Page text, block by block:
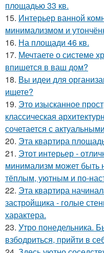
площадью 33 кв.
15. Интерьер ванной
минимализмом и
16. На площади 46 кв.
17. Мечтаете о системе
впишется в ваш дом?
18. Вы идеи для
ищете?
19. Это изысканное
классическая
сочетается с
20. Эта квартира
21. Этот интерьер -
минимализм может быть
тёплым, уютным и по-
22. Эта квартира
застройщика - голые
характера.
23. Утро понедельника.
взбодриться, прийти в